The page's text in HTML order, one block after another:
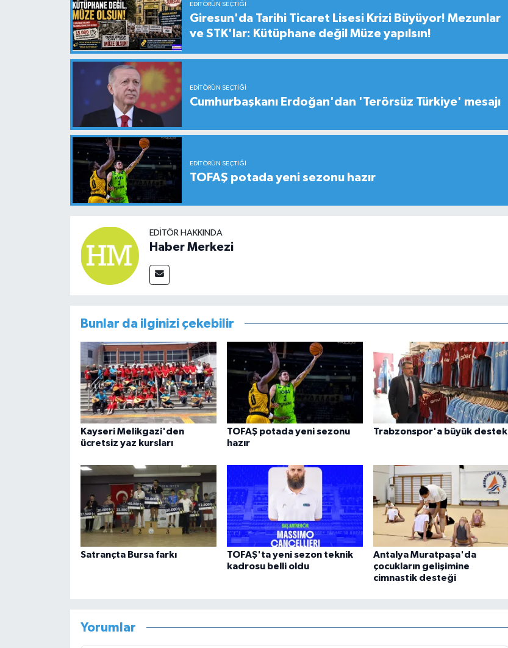
EDITÖRÜN SEÇTIĞI
Giresun'da Tarihi Ticaret Lisesi Krizi Büyüyor! Mezunlar
ve STK'lar: Kütüphane değil Müze yapılsın!
EDITÖRÜN SEÇTIĞI
Cumhurbaşkanı Erdoğan'dan 'Terörsüz Türkiye' mesajı
EDITÖRÜN SEÇTIĞI
TOFAŞ potada yeni sezonu hazır
EDITÖR HAKKINDA
Haber Merkezi
Bunlar da ilginizi çekebilir
Kayseri Melikgazi'den
ücretsiz yaz kursları
TOFAŞ potada yeni sezonu
hazır
Trabzonspor'a büyük destek
Satrançta Bursa farkı
TOFAŞ'ta yeni sezon teknik
kadrosu belli oldu
Antalya Muratpaşa'da
çocukların gelişimine
cimnastik desteği
Yorumlar